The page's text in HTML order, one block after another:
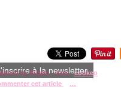
à la newsletter
by Brigitte -dans cookeo
cet article
…